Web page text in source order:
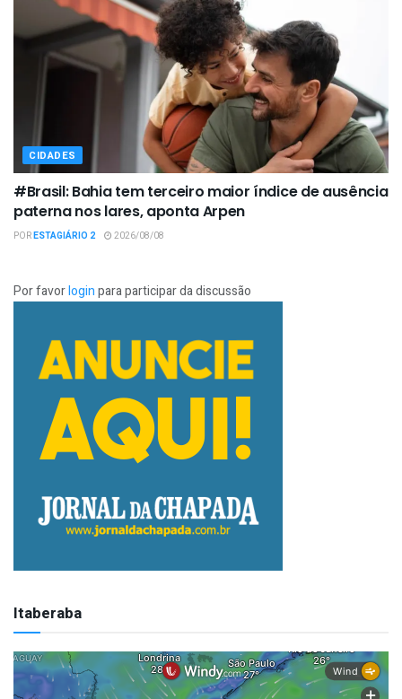
CIDADES
#Brasil: Bahia tem terceiro maior índice de ausência
paterna nos lares, aponta Arpen
PORESTAGIÁRIO 2 2026/08/08
Por favorloginpara participar da discussão
Itaberaba